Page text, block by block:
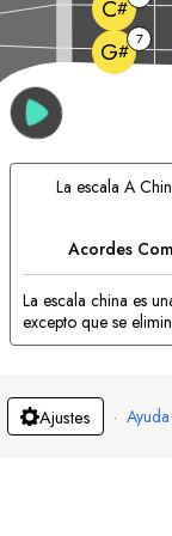
G# 7
C#
La escala A
Acordes
La escala china es
excepto que se
Ajustes ·